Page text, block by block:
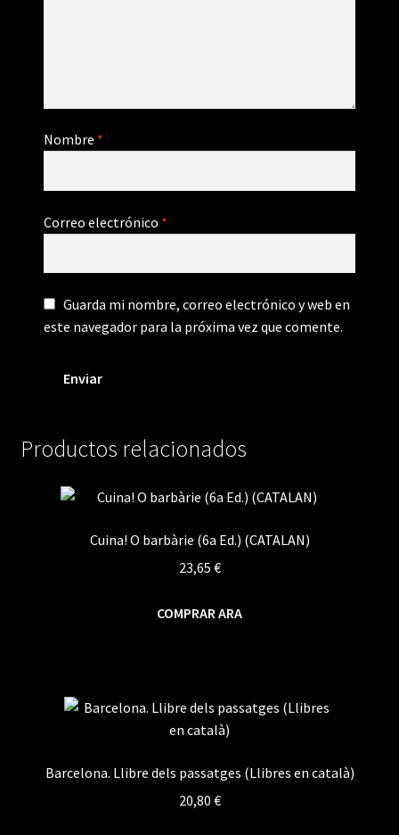
Nombre *
Correo electrónico *
Guarda mi nombre, correo electrónico y web en
este navegador para la próxima vez que comente.
Productos relacionados
Cuina! O barbàrie (6a Ed.) (CATALAN)
23,65 €
COMPRAR ARA
Barcelona. Llibre dels passatges (Llibres en català)
20,80 €